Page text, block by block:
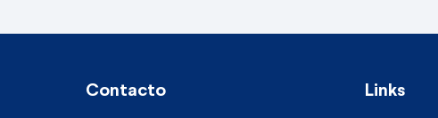
Contacto Links